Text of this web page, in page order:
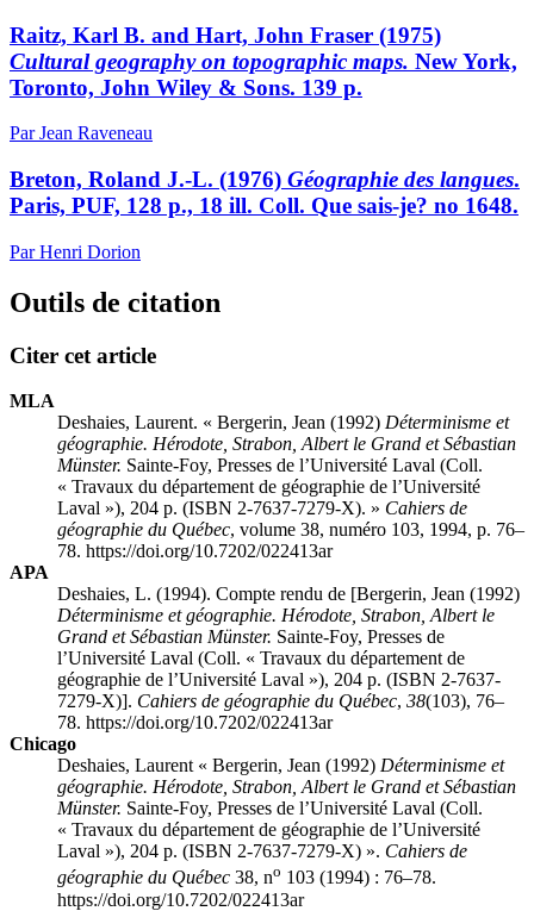
Raitz, Karl B. and Hart, John Fraser (1975)
Cultural geography on topographic maps. New York,
Toronto, John Wiley & Sons. 139 p.
Par Jean Raveneau
Breton, Roland J.-L. (1976) Géographie des langues.
Paris, PUF, 128 p., 18 ill. Coll. Que sais-je? no 1648.
Par Henri Dorion
Outils de citation
Citer cet article
MLA
Deshaies, Laurent. « Bergerin, Jean (1992) Déterminisme et
géographie. Hérodote, Strabon, Albert le Grand et Sébastian
Münster. Sainte-Foy, Presses de l’Université Laval (Coll.
« Travaux du département de géographie de l’Université
Laval »), 204 p. (ISBN 2-7637-7279-X). » Cahiers de
géographie du Québec, volume 38, numéro 103, 1994, p. 76–
78. https://doi.org/10.7202/022413ar
APA
Deshaies, L. (1994). Compte rendu de [Bergerin, Jean (1992)
Déterminisme et géographie. Hérodote, Strabon, Albert le
Grand et Sébastian Münster. Sainte-Foy, Presses de
l’Université Laval (Coll. « Travaux du département de
géographie de l’Université Laval »), 204 p. (ISBN 2-7637-
7279-X)]. Cahiers de géographie du Québec, 38(103), 76–
78. https://doi.org/10.7202/022413ar
Chicago
Deshaies, Laurent « Bergerin, Jean (1992) Déterminisme et
géographie. Hérodote, Strabon, Albert le Grand et Sébastian
Münster. Sainte-Foy, Presses de l’Université Laval (Coll.
« Travaux du département de géographie de l’Université
Laval »), 204 p. (ISBN 2-7637-7279-X) ». Cahiers de
géographie du Québec 38, no 103 (1994) : 76–78.
https://doi.org/10.7202/022413ar